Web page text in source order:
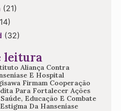
(21)
(32)
leitura
Aliança Contra
E Hospital
Firmam Cooperação
Para Fortalecer Ações
Educação E Combate
Da Hanseníase